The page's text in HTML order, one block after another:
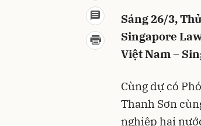
Sáng 26/3,
Singapore
Việt Nam –
Cùng dự có
Thanh Sơn
nghiệp hai